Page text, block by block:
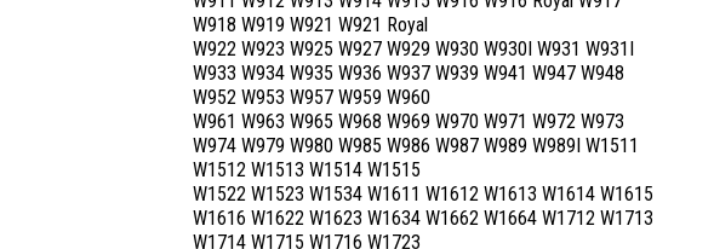
W918 W919 W921 W921 Royal
W922 W923 W925 W927 W929 W930 W930I W931 W931I
W933 W934 W935 W936 W937 W939 W941 W947 W948
W952 W953 W957 W959 W960
W961 W963 W965 W968 W969 W970 W971 W972 W973
W974 W979 W980 W985 W986 W987 W989 W989I W1511
W1512 W1513 W1514 W1515
W1522 W1523 W1534 W1611 W1612 W1613 W1614 W1615
W1616 W1622 W1623 W1634 W1662 W1664 W1712 W1713
W1714 W1715 W1716 W1723